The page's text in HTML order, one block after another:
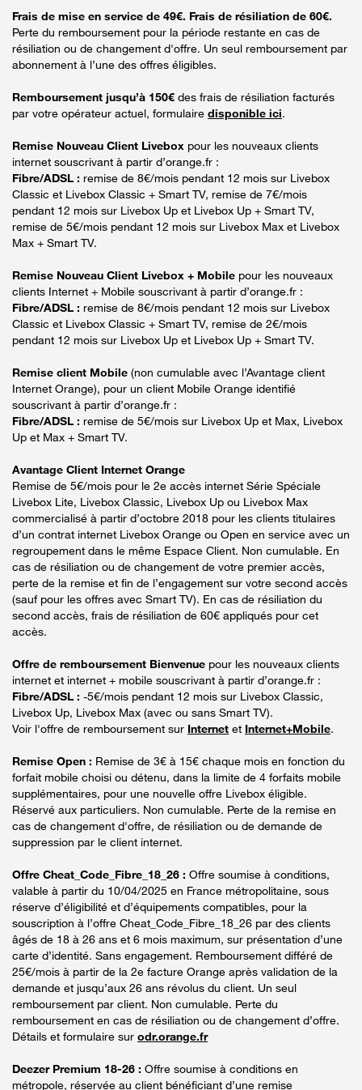
Frais de mise en service de 49€. Frais de résiliation de 60€.
Perte du remboursement pour la période restante en cas de
résiliation ou de changement d'offre. Un seul remboursement par
abonnement à l’une des offres éligibles.
Remboursement jusqu’à 150€ des frais de résiliation facturés
par votre opérateur actuel, formulaire disponible ici.
Remise Nouveau Client Livebox pour les nouveaux clients
internet souscrivant à partir d’orange.fr :
Fibre/ADSL : remise de 8€/mois pendant 12 mois sur Livebox
Classic et Livebox Classic + Smart TV, remise de 7€/mois
pendant 12 mois sur Livebox Up et Livebox Up + Smart TV,
remise de 5€/mois pendant 12 mois sur Livebox Max et Livebox
Max + Smart TV.
Remise Nouveau Client Livebox + Mobile pour les nouveaux
clients Internet + Mobile souscrivant à partir d’orange.fr :
Fibre/ADSL : remise de 8€/mois pendant 12 mois sur Livebox
Classic et Livebox Classic + Smart TV, remise de 2€/mois
pendant 12 mois sur Livebox Up et Livebox Up + Smart TV.
Remise client Mobile (non cumulable avec l’Avantage client
Internet Orange), pour un client Mobile Orange identifié
souscrivant à partir d’orange.fr :
Fibre/ADSL : remise de 5€/mois sur Livebox Up et Max, Livebox
Up et Max + Smart TV.
Avantage Client Internet Orange
Remise de 5€/mois pour le 2e accès internet Série Spéciale
Livebox Lite, Livebox Classic, Livebox Up ou Livebox Max
commercialisé à partir d’octobre 2018 pour les clients titulaires
d’un contrat internet Livebox Orange ou Open en service avec un
regroupement dans le même Espace Client. Non cumulable. En
cas de résiliation ou de changement de votre premier accès,
perte de la remise et fin de l’engagement sur votre second accès
(sauf pour les offres avec Smart TV). En cas de résiliation du
second accès, frais de résiliation de 60€ appliqués pour cet
accès.
Offre de remboursement Bienvenue pour les nouveaux clients
internet et internet + mobile souscrivant à partir d’orange.fr :
Fibre/ADSL : -5€/mois pendant 12 mois sur Livebox Classic,
Livebox Up, Livebox Max (avec ou sans Smart TV).
Voir l'offre de remboursement sur Internet et Internet+Mobile.
Remise Open : Remise de 3€ à 15€ chaque mois en fonction du
forfait mobile choisi ou détenu, dans la limite de 4 forfaits mobile
supplémentaires, pour une nouvelle offre Livebox éligible.
Réservé aux particuliers. Non cumulable. Perte de la remise en
cas de changement d'offre, de résiliation ou de demande de
suppression par le client internet.
Offre Cheat_Code_Fibre_18_26 : Offre soumise à conditions,
valable à partir du 10/04/2025 en France métropolitaine, sous
réserve d’éligibilité et d’équipements compatibles, pour la
souscription à l’offre Cheat_Code_Fibre_18_26 par des clients
âgés de 18 à 26 ans et 6 mois maximum, sur présentation d’une
carte d’identité. Sans engagement. Remboursement différé de
25€/mois à partir de la 2e facture Orange après validation de la
demande et jusqu’aux 26 ans révolus du client. Un seul
remboursement par client. Non cumulable. Perte du
remboursement en cas de résiliation ou de changement d’offre.
Détails et formulaire sur odr.orange.fr
Deezer Premium 18-26 : Offre soumise à conditions en
métropole, réservée au client bénéficiant d’une remise